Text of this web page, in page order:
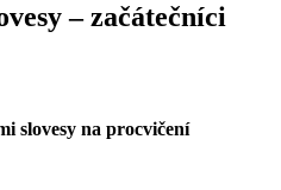
– začátečníci
slovesy na procvičení